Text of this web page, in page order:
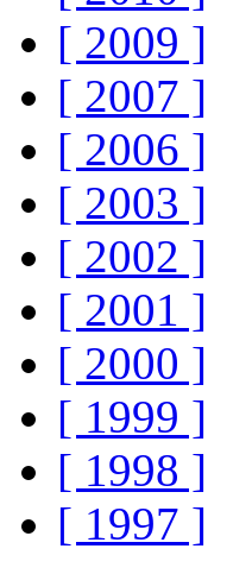
[ 2009 ]
[ 2007 ]
[ 2006 ]
[ 2003 ]
[ 2002 ]
[ 2001 ]
[ 2000 ]
[ 1999 ]
[ 1998 ]
[ 1997 ]